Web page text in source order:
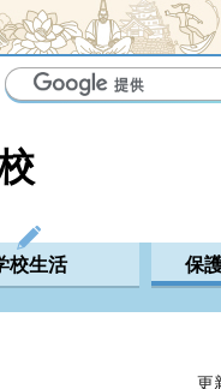
校生活 保
更